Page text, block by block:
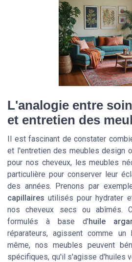
L'analogie entre
et entretien des
Il est fascinant de constater
et l'entretien des meubles design
pour nos cheveux, les meubles
particulière pour conserver leur
des années. Prenons par
capillaires utilisés pour hydrater
noscheveux secs ou abîmés.
formulés à base d'huile
réparateurs, agissent comme un
même, nos meubles peuvent
spécifiques, qu'il s'agisse d'huiles